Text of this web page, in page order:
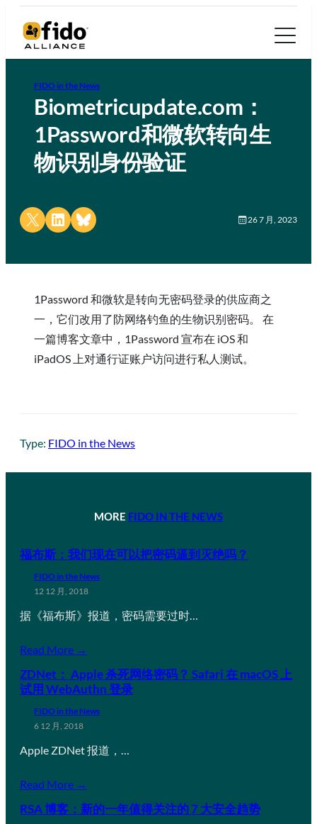
FIDO in the News
Biometricupdate.com：
1Password和微软转向生
物识别身份验证
Share on X Share on LinkedIn
Share on Bluesky 26 7 月, 2023
1Password 和微软是转向无密码登录的供应商之
一，它们改用了防网络钓鱼的生物识别密码。 在
一篇博客文章中，1Password 宣布在 iOS 和
iPadOS 上对通行证账户访问进行私人测试。
Type: FIDO in the News
MORE FIDO IN THE NEWS
福布斯：我们现在可以把密码逼到灭绝吗？
FIDO in the News
12 12 月, 2018
据《福布斯》报道，密码需要过时…
Read More →
ZDNet： Apple 杀死网络密码？ Safari 在 macOS 上
试用 WebAuthn 登录
FIDO in the News
6 12 月, 2018
Apple ZDNet 报道，…
Read More →
RSA 博客：新的一年值得关注的 7 大安全趋势